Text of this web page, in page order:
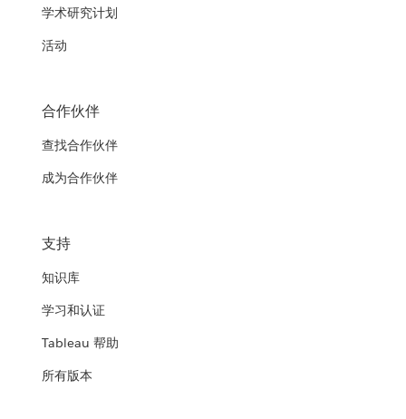
学术研究计划
活动
合作伙伴
查找合作伙伴
成为合作伙伴
支持
知识库
学习和认证
Tableau 帮助
所有版本